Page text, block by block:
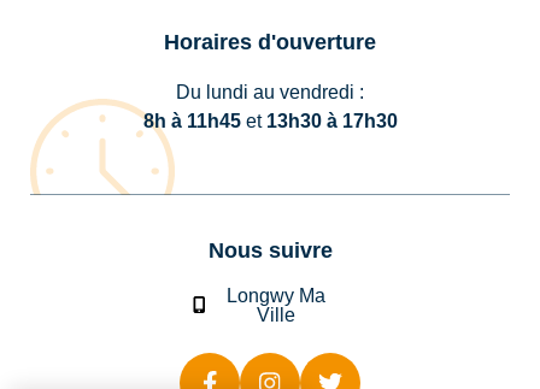
Horaires d'ouverture
Du lundi au vendredi :
8h à 11h45et 13h30 à 17h30
Nous suivre
Longwy Ma
Ville